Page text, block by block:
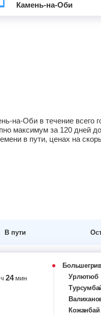
Камень-на-Оби
на-Оби в течение всего
максимум за 120 дней
в пути, ценах на
В пути
ч 24 мин Урлютюб
Кожанбай